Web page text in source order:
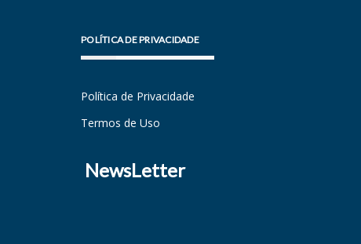
POLÍTICA DE PRIVACIDADE
Política de Privacidade
Termos de Uso
NewsLetter